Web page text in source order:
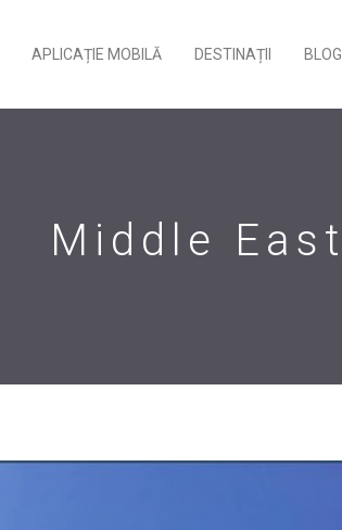
APLICAȚIE MOBILĂ DESTINAȚII BLOG
Middle East